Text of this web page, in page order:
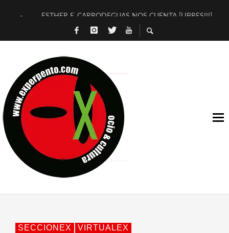
ESTHER F. CARRODEGUAS NOS CUENTA [LIBRES!!!]
[TERRA DE GUAPES] DE SANDRA MONFORT
TIMBRE 4, LA ESCUELA DEL DIRECTOR TEATRAL CLAUDIO
30 AÑOS (NO ES NADA) DE LA KATARSIS DEL TOMATAZO
MILITARES JUDÍAS EN #EXVITA
D’BALDOMEROS REINVENTAN [BITÁCORA 3.0] EN EXVITA
MARSHALL FLASH PRESENTA EN EXVITA [RELATIVA
JOFRE BARDAGÍ EN EXVITA INTERPRETANDO A SERRAT
SECCIONEX VIRTUALEX